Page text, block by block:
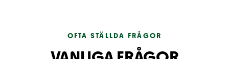
OFTA STÄLLDA FRÅGOR